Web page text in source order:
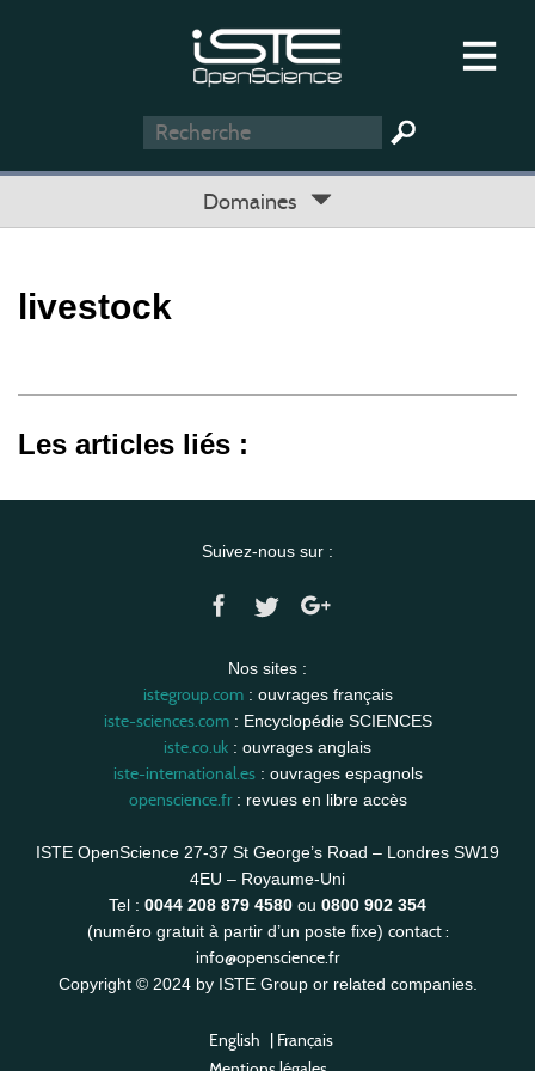
Domaines
livestock
Les articles liés :
Suivez-nous sur :
Nos sites :
istegroup.com: ouvrages français
iste-sciences.com: Encyclopédie SCIENCES
iste.co.uk : ouvrages anglais
iste-international.es: ouvrages espagnols
openscience.fr: revues en libre accès
ISTE OpenScience 27-37 St George’s Road – Londres SW19
4EU – Royaume-Uni
Tel : 0044 208 879 4580 ou 0800 902 354
(numéro gratuit à partir d’un poste fixe) contact :
info@openscience.fr
Copyright © 2024 by ISTE Group or related companies.
English | Français